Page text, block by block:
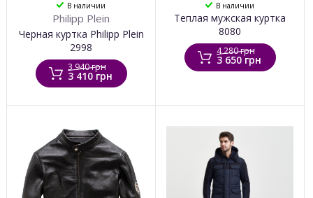
В наличии
Philipp Plein
Черная куртка Philipp Plein
2998
3 940 грн
3 410 грн
В наличии
Теплая мужская куртка
8080
4 280 грн
3 650 грн